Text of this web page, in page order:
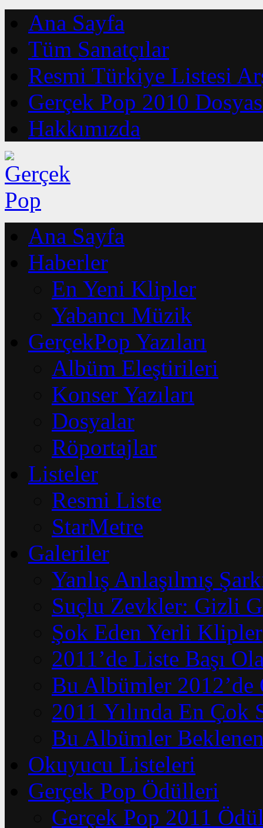
Ana Sayfa
Tüm Sanatçılar
Resmi Türkiye Listesi
Gerçek Pop 2010
Hakkımızda
Ana Sayfa
Haberler
En Yeni Klipler
Yabancı Müzik
GerçekPop Yazıları
Albüm Eleştirileri
Konser Yazıları
Dosyalar
Röportajlar
Listeler
Resmi Liste
StarMetre
Galeriler
Yanlış Anlaşılmış
Suçlu Zevkler: Gizli
Şok Eden Yerli Klipler
2011’de Liste Başı
Bu Albümler
2011 Yılında En Çok
Bu Albümler
Okuyucu Listeleri
Gerçek Pop Ödülleri
Gerçek Pop 2011